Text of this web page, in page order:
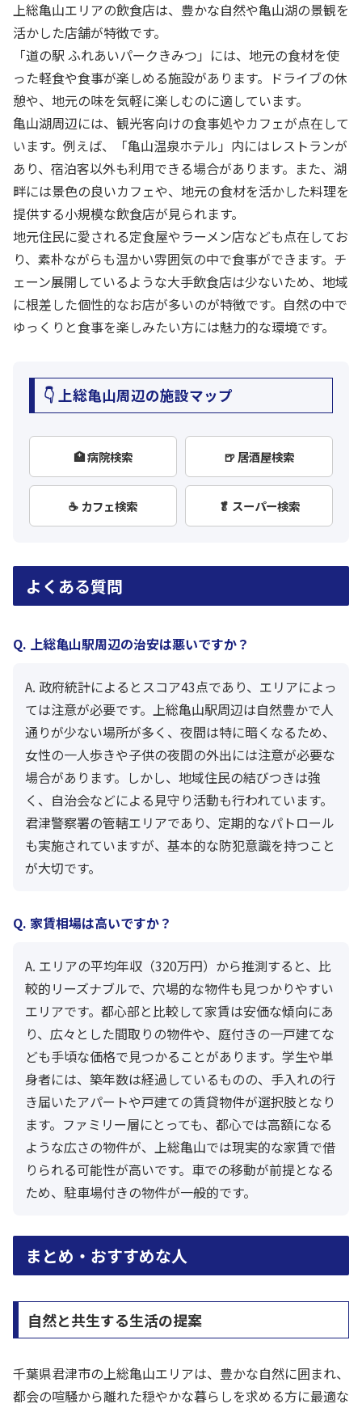
上総亀山エリアの飲食店は、豊かな自然や亀山湖の景観を
活かした店舗が特徴です。
「道の駅 ふれあいパークきみつ」には、地元の食材を使
った軽食や食事が楽しめる施設があります。ドライブの休
憩や、地元の味を気軽に楽しむのに適しています。
亀山湖周辺には、観光客向けの食事処やカフェが点在して
います。例えば、「亀山温泉ホテル」内にはレストランが
あり、宿泊客以外も利用できる場合があります。また、湖
畔には景色の良いカフェや、地元の食材を活かした料理を
提供する小規模な飲食店が見られます。
地元住民に愛される定食屋やラーメン店なども点在してお
り、素朴ながらも温かい雰囲気の中で食事ができます。チ
ェーン展開しているような大手飲食店は少ないため、地域
に根差した個性的なお店が多いのが特徴です。自然の中で
ゆっくりと食事を楽しみたい方には魅力的な環境です。
👇 上総亀山周辺の施設マップ
🏥 病院検索 🍺 居酒屋検索
☕ カフェ検索 🥬 スーパー検索
よくある質問
Q. 上総亀山駅周辺の治安は悪いですか？
A. 政府統計によるとスコア43点であり、エリアによっ
ては注意が必要です。上総亀山駅周辺は自然豊かで人
通りが少ない場所が多く、夜間は特に暗くなるため、
女性の一人歩きや子供の夜間の外出には注意が必要な
場合があります。しかし、地域住民の結びつきは強
く、自治会などによる見守り活動も行われています。
君津警察署の管轄エリアであり、定期的なパトロール
も実施されていますが、基本的な防犯意識を持つこと
が大切です。
Q. 家賃相場は高いですか？
A. エリアの平均年収（320万円）から推測すると、比
較的リーズナブルで、穴場的な物件も見つかりやすい
エリアです。都心部と比較して家賃は安価な傾向にあ
り、広々とした間取りの物件や、庭付きの一戸建てな
ども手頃な価格で見つかることがあります。学生や単
身者には、築年数は経過しているものの、手入れの行
き届いたアパートや戸建ての賃貸物件が選択肢となり
ます。ファミリー層にとっても、都心では高額になる
ような広さの物件が、上総亀山では現実的な家賃で借
りられる可能性が高いです。車での移動が前提となる
ため、駐車場付きの物件が一般的です。
まとめ・おすすめな人
自然と共生する生活の提案
千葉県君津市の上総亀山エリアは、豊かな自然に囲まれ、
都会の喧騒から離れた穏やかな暮らしを求める方に最適な